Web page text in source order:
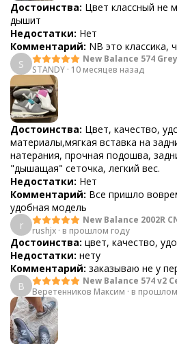
Достоинства: Цвет классный не
дышит
Недостатки: Нет
Комментарий: NB это классика,
S
New Balance 574 Grey
STANDY · 10 месяцев назад
Достоинства: Цвет, качество,
материалы,мягкая вставка на
натерания, прочная подошва,
"дышащая" сеточка, легкий вес.
Недостатки: Нет
Комментарий: Все пришло
удобная модель
r
New Balance 2002R
rushjx · в прошлом году
Достоинства: цвет, качество,
Недостатки: нету
Комментарий: заказываю не у
В
New Balance 574 v2
Веретенников Максим · в